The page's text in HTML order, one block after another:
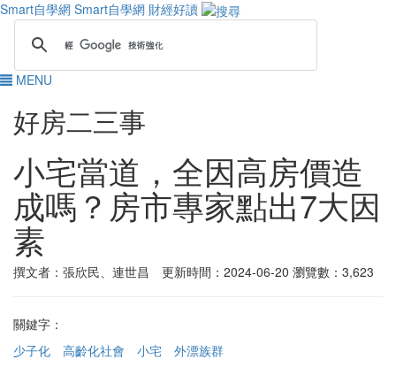
Smart自學網 Smart自學網 財經好讀
MENU
好房二三事
小宅當道，全因高房價造
成嗎？房市專家點出7大因
素
撰文者：張欣民、連世昌 更新時間：2024-06-20 瀏覽數：3,623
關鍵字：
少子化
高齡化社會 小宅
外漂族群